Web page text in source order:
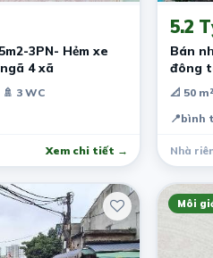
3PN- Hẻm xe
4 xã
🚿 3 WC
Xem chi tiết →
5.2
Bán
đông
📐 50 m²
📍bình
Nhà
Môi